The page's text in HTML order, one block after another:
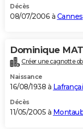
Décès
08/07/2006 à Cannes
Dominique
Créer une cagnotte
Naissance
16/08/1938 à
Décès
11/05/2005 à